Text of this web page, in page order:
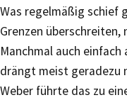
Was regelmäßig schief
Grenzen überschreiten,
Manchmal auch
drängt meist geradezu
Weber führte das zu